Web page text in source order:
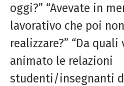
oggi?” “Avevate in
lavorativo che poi
realizzare?” “Da
animato le relazioni
studenti/insegnanti